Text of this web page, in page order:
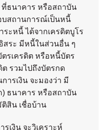
ธนาคาร หรือสถาบัน
บสถานการณ์เป็นหนี้
ะหนี้ ได้จากเครดิตบูโร
สระ มีหนี้ในส่วนอื่น ๆ
รเครดิต หรือหนี้บัตร
ต รวมไปถึงบัตรกด
ารเงิน จะมองว่า มี
) ธนาคาร หรือสถาบัน
ติสิน เชื่อบ้าน
เงิน จะวิเคราะห์